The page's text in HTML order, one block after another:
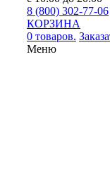
8 (800) 302-77-06
КОРЗИНА
0 товаров.
Меню